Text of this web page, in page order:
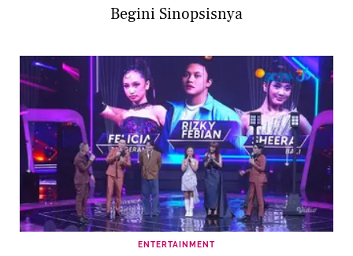
Begini Sinopsisnya
ENTERTAINMENT